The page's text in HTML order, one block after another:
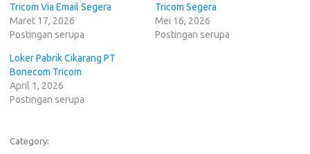
Tricom Via Email Segera
Maret 17, 2026
Postingan serupa
Tricom Segera
Mei 16, 2026
Postingan serupa
Loker Pabrik Cikarang PT
Bonecom Tricom
April 1, 2026
Postingan serupa
Category: